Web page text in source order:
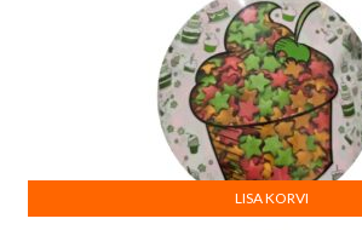
LISA KORVI